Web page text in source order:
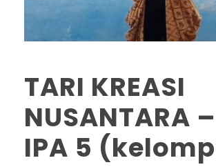
TARI KREASI
NUSANTARA
IPA 5